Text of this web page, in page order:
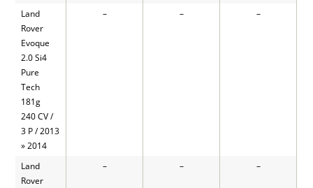
Land
Rover
Evoque
2.0 Si4
Pure
Tech
181g
240 CV /
3 P / 2013
» 2014
– – –
Land
Rover
– – –